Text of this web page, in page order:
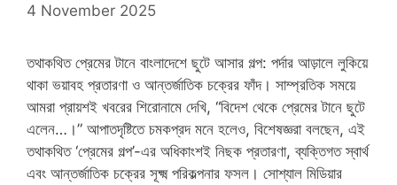
4 November 2025
তথাকথিত প্রেমের টানে বাংলাদেশে ছুটে আসার গল্প: পর্দার আড়ালে লুকিয়ে
থাকা ভয়াবহ প্রতারণা ও আন্তর্জাতিক চক্রের ফাঁদ। সাম্প্রতিক সময়ে
আমরা প্রায়শই খবরের শিরোনামে দেখি, “বিদেশ থেকে প্রেমের টানে ছুটে
এলেন…।” আপাতদৃষ্টিতে চমকপ্রদ মনে হলেও, বিশেষজ্ঞরা বলছেন, এই
তথাকথিত ‘প্রেমের গল্প’-এর অধিকাংশই নিছক প্রতারণা, ব্যক্তিগত স্বার্থ
এবং আন্তর্জাতিক চক্রের সূক্ষ্ম পরিকল্পনার ফসল। সোশ্যাল মিডিয়ার